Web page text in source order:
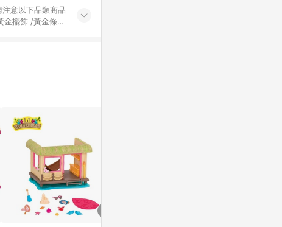
金擺飾 /黃金條
店家除外) 3. 訂